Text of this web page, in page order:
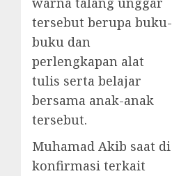
tersebut berupa buku-
buku dan
perlengkapan alat
tulis serta belajar
bersama anak-anak
tersebut.
Muhamad Akib saat di
konfirmasi terkait